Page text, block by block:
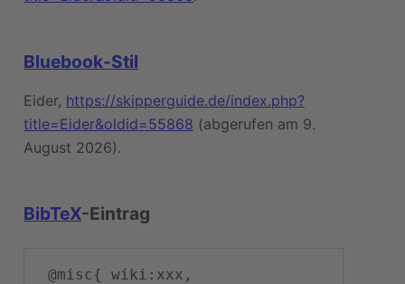
Bluebook-Stil
Eider, https://skipperguide.de/index.php?
title=Eider&oldid=55868 (abgerufen am 9.
August 2026).
BibTeX-Eintrag